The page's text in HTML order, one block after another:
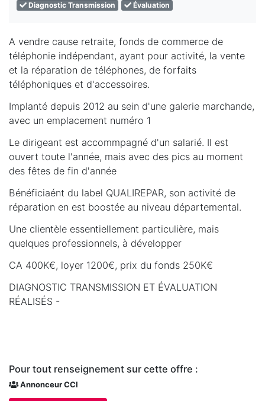
Diagnostic Transmission Évaluation
A vendre cause retraite, fonds de commerce de
téléphonie indépendant, ayant pour activité, la vente
et la réparation de téléphones, de forfaits
téléphoniques et d'accessoires.
Implanté depuis 2012 au sein d'une galerie marchande,
avec un emplacement numéro 1
Le dirigeant est accommpagné d'un salarié. Il est
ouvert toute l'année, mais avec des pics au moment
des fêtes de fin d'année
Bénéficiaént du label QUALIREPAR, son activité de
réparation en est boostée au niveau départemental.
Une clientèle essentiellement particulière, mais
quelques professionnels, à développer
CA 400K€, loyer 1200€, prix du fonds 250K€
DIAGNOSTIC TRANSMISSION ET ÉVALUATION
RÉALISÉS -
Pour tout renseignement sur cette offre :
Annonceur CCI